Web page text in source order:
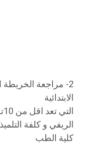
2- مراجعة
الابتدائية
الريفي و كلفة
كلية الطب